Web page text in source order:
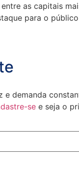
as capitais
para o
demanda
se e seja o